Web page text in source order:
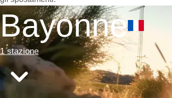
Bayonne
1 stazione